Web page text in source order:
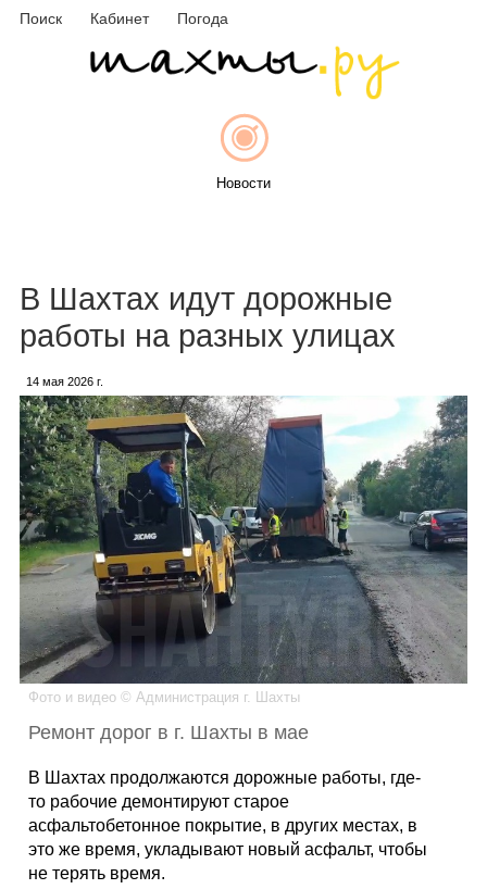
Поиск Кабинет Погода
Новости
Каталог
Инфо
Гороскоп
Карты
В Шахтах идут дорожные
работы на разных улицах
14 мая 2026 г.
Фото и видео © Администрация г. Шахты
Ремонт дорог в г. Шахты в мае
В Шахтах продолжаются дорожные работы, где-
то рабочие демонтируют старое
асфальтобетонное покрытие, в других местах, в
это же время, укладывают новый асфальт, чтобы
не терять время.